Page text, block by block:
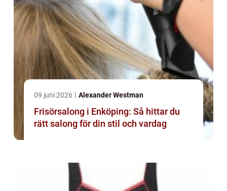
09 juni 2026 Alexander Westman
Frisörsalong i Enköping: Så hittar du
rätt salong för din stil och vardag